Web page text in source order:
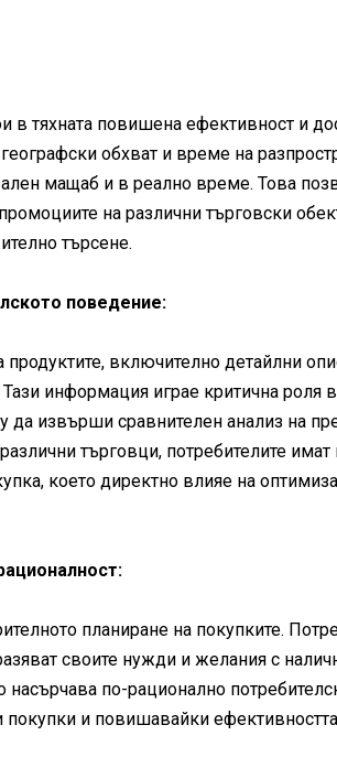
тяхната повишена ефективност и
обхват и време на
мащаб и в реално време. Това
на различни търговски
търсене.
поведение:
включително детайлни
информация играе критична роля
извърши сравнителен анализ на
търговци, потребителите
което директно влияе на
планиране на покупките.
своите нужди и желания с
по-рационално
и повишавайки